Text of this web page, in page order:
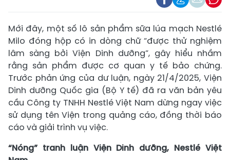
Mới đây, một số lô sản phẩm sữa lúa mạch Nestlé
Milo đóng hộp có in dòng chữ “được thử nghiệm
lâm sàng bởi Viện Dinh dưỡng”, gây hiểu nhầm
rằng sản phẩm được cơ quan y tế bảo chứng.
Trước phản ứng của dư luận, ngày 21/4/2025, Viện
Dinh dưỡng Quốc gia (Bộ Y tế) đã ra văn bản yêu
cầu Công ty TNHH Nestlé Việt Nam dừng ngay việc
sử dụng tên Viện trong quảng cáo, đồng thời báo
cáo và giải trình vụ việc.
“Nóng” tranh luận Viện Dinh dưỡng, Nestlé Việt